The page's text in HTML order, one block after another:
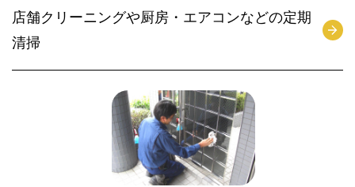
店舗クリーニングや厨房・エアコンなどの定期
清掃